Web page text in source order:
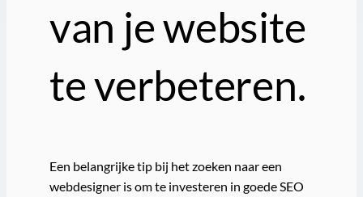
van je website
te verbeteren.
Een belangrijke tip bij het zoeken naar een
webdesigner is om te investeren in goede SEO